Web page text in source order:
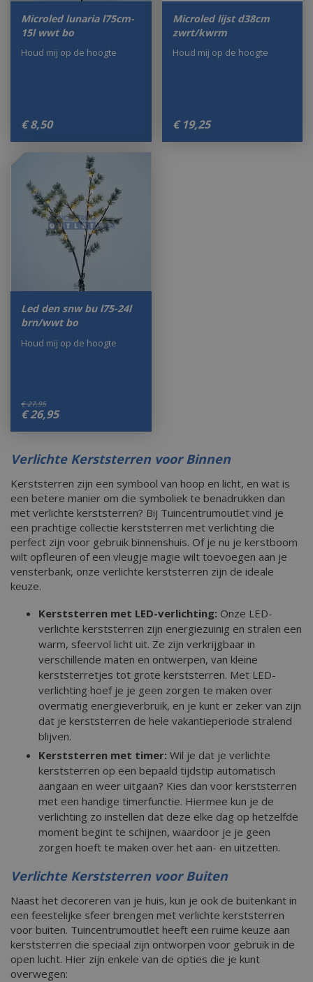
Microled lunaria l75cm-
15l wwt bo
€ 8,50
Houd mij op de hoogte
Microled lijst d38cm
zwrt/kwrm
€ 19,25
Houd mij op de hoogte
Led den snw bu l75-24l
brn/wwt bo
€ 27,95
€26,95
Houd mij op de hoogte
Verlichte Kerststerren voor Binnen
Kerststerren zijn een symbool van hoop en licht, en wat is
een betere manier om die symboliek te benadrukken dan
met verlichte kerststerren? Bij Tuincentrumoutlet vind je
een prachtige collectie kerststerren met verlichting die
perfect zijn voor gebruik binnenshuis. Of je nu je kerstboom
wilt opfleuren of een vleugje magie wilt toevoegen aan je
vensterbank, onze verlichte kerststerren zijn de ideale
keuze.
Kerststerren met LED-verlichting: Onze LED-
verlichte kerststerren zijn energiezuinig en stralen een
warm, sfeervol licht uit. Ze zijn verkrijgbaar in
verschillende maten en ontwerpen, van kleine
kerststerretjes tot grote kerststerren. Met LED-
verlichting hoef je je geen zorgen te maken over
overmatig energieverbruik, en je kunt er zeker van zijn
dat je kerststerren de hele vakantieperiode stralend
blijven.
Kerststerren met timer: Wil je dat je verlichte
kerststerren op een bepaald tijdstip automatisch
aangaan en weer uitgaan? Kies dan voor kerststerren
met een handige timerfunctie. Hiermee kun je de
verlichting zo instellen dat deze elke dag op hetzelfde
moment begint te schijnen, waardoor je je geen
zorgen hoeft te maken over het aan- en uitzetten.
Verlichte Kerststerren voor Buiten
Naast het decoreren van je huis, kun je ook de buitenkant in
een feestelijke sfeer brengen met verlichte kerststerren
voor buiten. Tuincentrumoutlet heeft een ruime keuze aan
kerststerren die speciaal zijn ontworpen voor gebruik in de
open lucht. Hier zijn enkele van de opties die je kunt
overwegen: